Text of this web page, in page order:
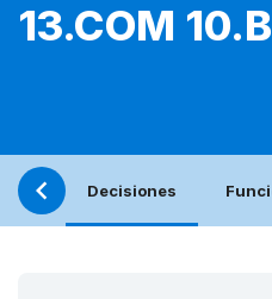
13.COM
Decisiones